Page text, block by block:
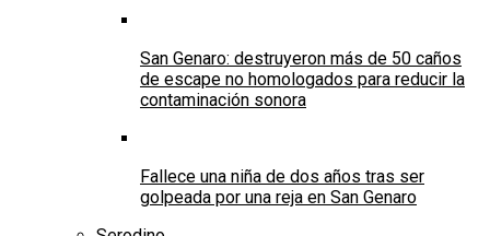
San Genaro: destruyeron más de 50 caños
de escape no homologados para reducir la
contaminación sonora
Fallece una niña de dos años tras ser
golpeada por una reja en San Genaro